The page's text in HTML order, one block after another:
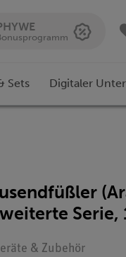
Sets Digitaler
Serie,
& Zubehör